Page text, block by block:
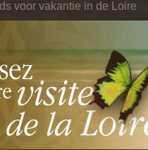
voor vakantie in de Loire